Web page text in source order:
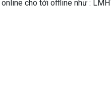
cho tới offline như :